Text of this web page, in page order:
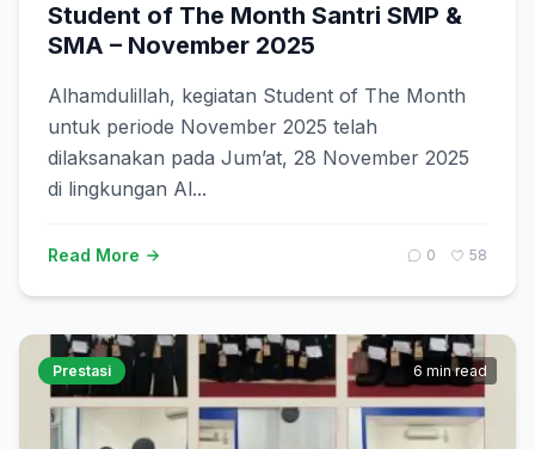
Student of The Month Santri SMP &
SMA – November 2025
Alhamdulillah, kegiatan Student of The Month
untuk periode November 2025 telah
dilaksanakan pada Jum’at, 28 November 2025
di lingkungan Al...
Read More 0 58
Prestasi 6 min read